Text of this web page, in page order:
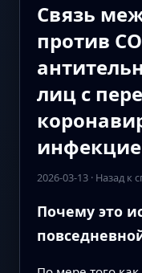
Связь
против
лиц с
2026-03-13· Назад к
Почему это